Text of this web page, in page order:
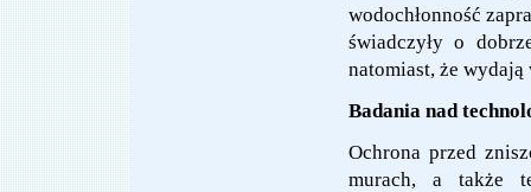
wodochłonność
świadczyły o
natomiast, że wydają
Badania nad
Ochrona przed
murach, a także